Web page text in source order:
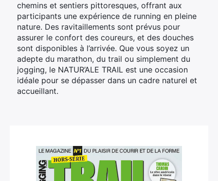
chemins et sentiers pittoresques, offrant aux
participants une expérience de running en pleine
nature. Des ravitaillements sont prévus pour
assurer le confort des coureurs, et des douches
sont disponibles à l’arrivée. Que vous soyez un
adepte du marathon, du trail ou simplement du
jogging, le NATUR’ALE TRAIL est une occasion
idéale pour se dépasser dans un cadre naturel et
accueillant.